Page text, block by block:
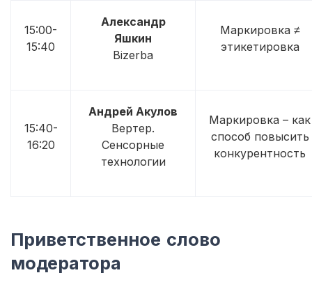
15:00-
15:40
Александр
Яшкин
Bizerba
Маркировка ≠
этикетировка
15:40-
16:20
Андрей Акулов
Вертер.
Сенсорные
технологии
Маркировка – как
способ повысить
конкурентность
Приветственное слово
модератора